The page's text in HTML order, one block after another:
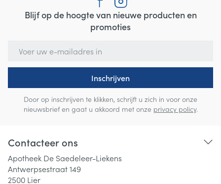
Blijf op de hoogte van nieuwe producten en
promoties
Inschrijven
Door op inschrijven te klikken, schrijft u zich in voor onze
nieuwsbrief en gaat u akkoord met onze privacy policy.
Contacteer ons
Apotheek De Saedeleer-Liekens
Antwerpsestraat 149
2500 Lier